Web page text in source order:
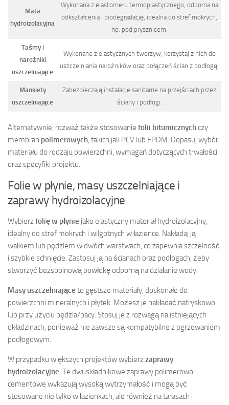
Mata
hydroizolacyjna
Wykonana z elastomeru termoplastycznego, odporna na
odkształcenia i biodegradację, idealna do stref mokrych,
np. pod prysznicem.
Taśmy i
narożniki
uszczelniające
Wykonane z elastycznych tworzyw, korzystaj z nich do
uszczelniania narożników oraz połączeń ścian z podłogą.
Mankiety
uszczelniające
Zabezpieczają instalacje sanitarne na przejściach przez
ściany i podłogi.
Alternatywnie, rozważ także stosowanie folii bitumicznychczy
membran polimerowych, takich jak PCV lub EPDM. Dopasuj wybór
materiału do rodzaju powierzchni, wymagań dotyczących trwałości
oraz specyfiki projektu.
Folie w płynie, masy uszczelniające i
zaprawy hydroizolacyjne
Wybierzfolię w płynie jako elastyczny materiał hydroizolacyjny,
idealny do stref mokrych i wilgotnych w łazience. Nakładaj ją
wałkiem lub pędzlem w dwóch warstwach, co zapewnia szczelność
i szybkie schnięcie. Zastosuj ją na ścianach oraz podłogach, żeby
stworzyć bezspoinową powłokę odporną na działanie wody.
Masy uszczelniające to gęstsze materiały, doskonałe do
powierzchni mineralnych i płytek. Możesz je nakładać natryskowo
lub przy użyciu pędzla/pacy. Stosuj je z rozwagą na istniejących
okładzinach, ponieważ nie zawsze są kompatybilne z ogrzewaniem
podłogowym.
W przypadku większych projektów wybierzzaprawy
hydroizolacyjne. Te dwuskładnikowe zaprawy polimerowo-
cementowe wykazują wysoką wytrzymałość i mogą być
stosowane nie tylko w łazienkach, ale również na tarasach i